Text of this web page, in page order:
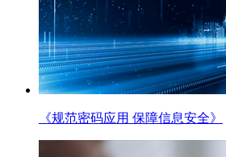
《规范密码应用 保障信息安全》